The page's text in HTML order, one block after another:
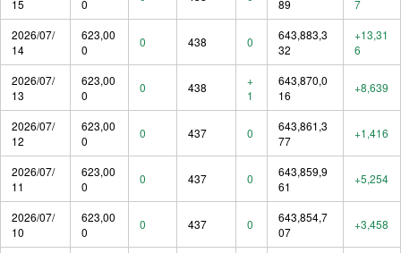
15
0
89
7
2026/07/
14
623,00
0
0 438 0
643,883,3
32
+13,31
6
2026/07/
13
623,00
0
0 438
+
1
643,870,0
16
+8,639
2026/07/
12
623,00
0
0 437 0
643,861,3
77
+1,416
2026/07/
11
623,00
0
0 437 0
643,859,9
61
+5,254
2026/07/
10
623,00
0
0 437 0
643,854,7
07
+3,458